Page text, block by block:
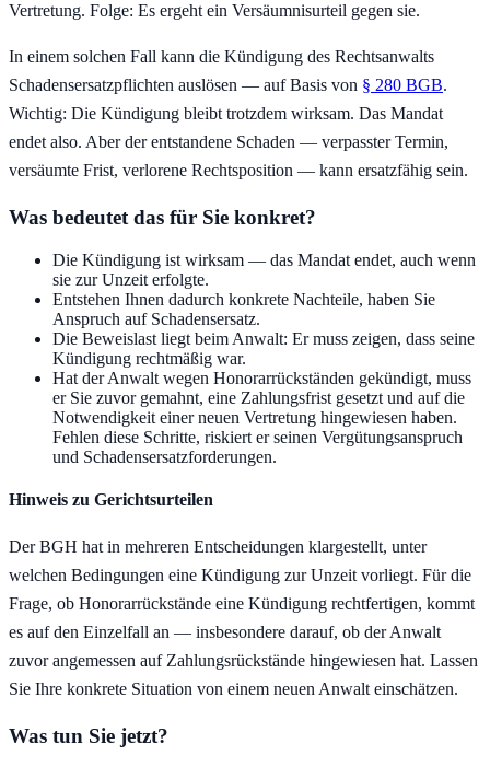
Vertretung. Folge: Es ergeht ein Versäumnisurteil gegen sie.
In einem solchen Fall kann die Kündigung des Rechtsanwalts
Schadensersatzpflichten auslösen — auf Basis von § 280 BGB.
Wichtig: Die Kündigung bleibt trotzdem wirksam. Das Mandat
endet also. Aber der entstandene Schaden — verpasster Termin,
versäumte Frist, verlorene Rechtsposition — kann ersatzfähig sein.
Was bedeutet das für Sie konkret?
Die Kündigung ist wirksam — das Mandat endet, auch wenn
sie zur Unzeit erfolgte.
Entstehen Ihnen dadurch konkrete Nachteile, haben Sie
Anspruch auf Schadensersatz.
Die Beweislast liegt beim Anwalt: Er muss zeigen, dass seine
Kündigung rechtmäßig war.
Hat der Anwalt wegen Honorarrückständen gekündigt, muss
er Sie zuvor gemahnt, eine Zahlungsfrist gesetzt und auf die
Notwendigkeit einer neuen Vertretung hingewiesen haben.
Fehlen diese Schritte, riskiert er seinen Vergütungsanspruch
und Schadensersatzforderungen.
Hinweis zu Gerichtsurteilen
Der BGH hat in mehreren Entscheidungen klargestellt, unter
welchen Bedingungen eine Kündigung zur Unzeit vorliegt. Für die
Frage, ob Honorarrückstände eine Kündigung rechtfertigen, kommt
es auf den Einzelfall an — insbesondere darauf, ob der Anwalt
zuvor angemessen auf Zahlungsrückstände hingewiesen hat. Lassen
Sie Ihre konkrete Situation von einem neuen Anwalt einschätzen.
Was tun Sie jetzt?